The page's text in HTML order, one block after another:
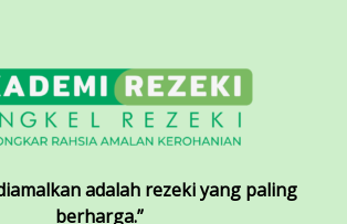
adalah rezeki yang paling
berharga.”